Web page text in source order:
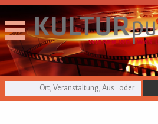
KULTURpur Suche